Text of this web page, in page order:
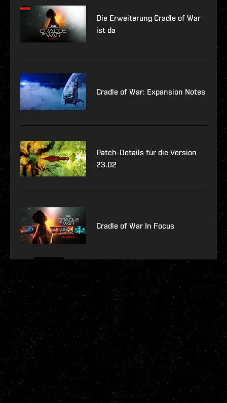
Die Erweiterung Cradle of War
ist da
Cradle of War: Expansion Notes
Patch-Details für die Version
23.02
Cradle of War In Focus